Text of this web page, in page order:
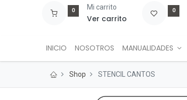
0 Mi carrito
Ver carrito
0
INICIO NOSOTROS MANUALIDADES
Shop STENCIL CANTOS